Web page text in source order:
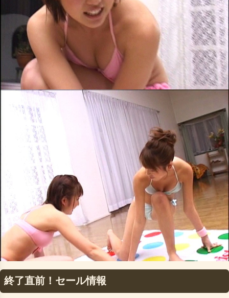
終了直前！セール情報